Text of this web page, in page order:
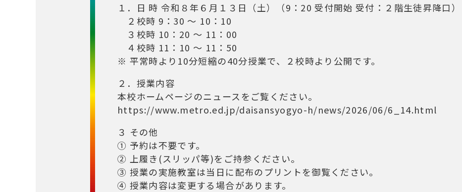
１．日 時 令和８年６月１３日（土）（9：20 受付開始 受付：２階生徒昇降口）
２校時 9：30 ～ 10：10
３校時 10：20 ～ 11：00
４校時 11：10 ～ 11：50
※ 平常時より10分短縮の40分授業で、２校時より公開です。
２．授業内容
本校ホームページのニュースをご覧ください。
https://www.metro.ed.jp/daisansyogyo-h/news/2026/06/6_14.html
３ その他
① 予約は不要です。
② 上履き(スリッパ等)をご持参ください。
③ 授業の実施教室は当日に配布のプリントを御覧ください。
④ 授業内容は変更する場合があります。